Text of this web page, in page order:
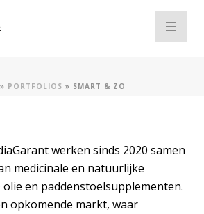
» PORTFOLIOS » SMART & ZO
werken sinds 2020 samen
medicinale en natuurlijke
olie en paddenstoelsupplementen.
opkomende markt, waar